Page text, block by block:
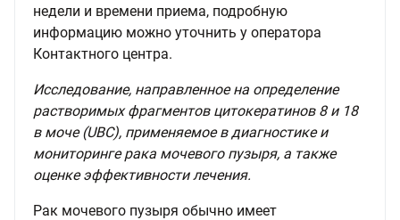
недели и времени приема, подробную
информацию можно уточнить у оператора
Контактного центра.
Исследование, направленное на определение
растворимых фрагментов цитокератинов 8 и 18
в моче (UBC), применяемое в диагностике и
мониторинге рака мочевого пузыря, а также
оценке эффективности лечения.
Рак мочевого пузыря обычно имеет